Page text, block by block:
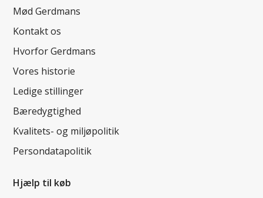
Mød Gerdmans
Kontakt os
Hvorfor Gerdmans
Vores historie
Ledige stillinger
Bæredygtighed
Kvalitets- og miljøpolitik
Persondatapolitik
Hjælp til køb